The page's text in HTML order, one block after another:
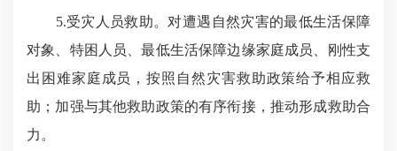
5.受灾人员救助。对遭遇自然灾害的最低生活保障
对象、特困人员、最低生活保障边缘家庭成员、刚性支
出困难家庭成员，按照自然灾害救助政策给予相应救
助；加强与其他救助政策的有序衔接，推动形成救助合
力。